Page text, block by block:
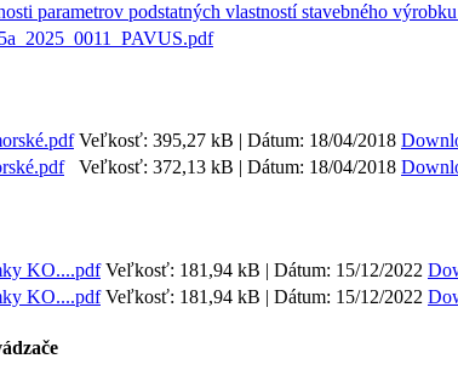
parametrov podstatných vlastností stavebného
Veľkosť: 395,27 kB | Dátum: 18/04/2018
Veľkosť: 372,13 kB | Dátum: 18/04/2018
KO....pdf Veľkosť: 181,94 kB | Dátum: 15/12/2022
KO....pdf Veľkosť: 181,94 kB | Dátum: 15/12/2022